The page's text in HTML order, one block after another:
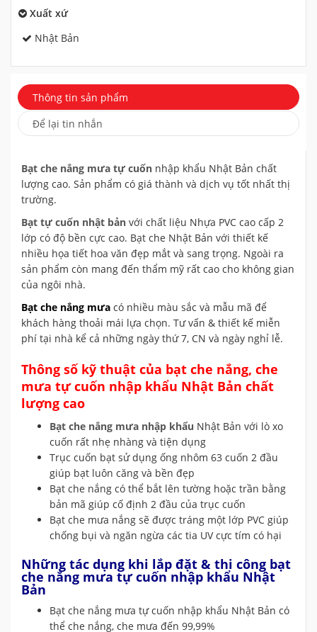
Xuất xứ
Nhật Bản
Thông tin sản phẩm
Để lại tin nhắn
Bạt che nắng mưa tự cuốn nhập khẩu Nhật Bản chất
lượng cao. Sản phẩm có giá thành và dịch vụ tốt nhất thị
trường.
Bạt tự cuốn nhật bản với chất liệu Nhựa PVC cao cấp 2
lớp có độ bền cực cao. Bạt che Nhật Bản với thiết kế
nhiều họa tiết hoa văn đẹp mắt và sang trọng. Ngoài ra
sản phẩm còn mang đến thẩm mỹ rất cao cho không gian
của ngôi nhà.
Bạt che nắng mưa có nhiều màu sắc và mẫu mã để
khách hàng thoải mái lựa chọn. Tư vấn & thiết kế miễn
phí tại nhà kể cả những ngày thứ 7, CN và ngày nghỉ lễ.
Thông số kỹ thuật của bạt che nắng, che
mưa tự cuốn nhập khẩu Nhật Bản chất
lượng cao
Bạt che nắng mưa nhập khẩu Nhật Bản với lò xo
cuốn rất nhẹ nhàng và tiện dụng
Trục cuốn bạt sử dụng ống nhôm 63 cuốn 2 đầu
giúp bạt luôn căng và bền đẹp
Bạt che nắng có thể bắt lên tường hoặc trần bằng
bản mã giúp cố định 2 đầu của trục cuốn
Bạt che mưa nắng sẽ được tráng một lớp PVC giúp
chống bụi và ngăn ngừa các tia UV cực tím có hại
Những tác dụng khi lắp đặt & thi công bạt
che nắng mưa tự cuốn nhập khẩu Nhật
Bản
Bạt che nắng mưa tự cuốn nhập khẩu Nhật Bản có
thể che nắng, che mưa đến 99,99%